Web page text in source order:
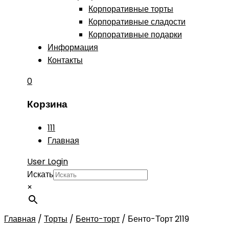
Корпоративные торты
Корпоративные сладости
Корпоративные подарки
Информация
Контакты
0
Корзина
111
Главная
User Login
Искать
×
Главная / Торты / Бенто-торт / Бенто-Торт 2119